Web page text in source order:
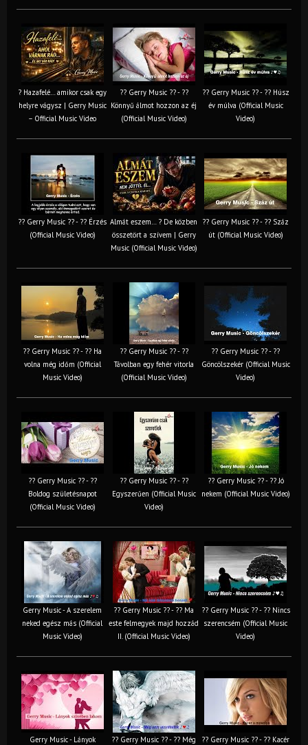
? Hazafelé… amikor csak egy
helyre vágysz | Gerry Music
– Official Music Video
?? Gerry Music ?? - ??
Könnyű álmot hozzon az éj
(Official Music Video)
?? Gerry Music ?? - ?? Húsz
év múlva (Official Music
Video)
?? Gerry Music ?? - ?? Érzés
(Official Music Video)
Almát eszem… ? De közben
összetört a szívem | Gerry
Music (Official Music Video)
?? Gerry Music ?? - ?? Száz
út (Official Music Video)
?? Gerry Music ?? - ?? Ha
volna még időm (Official
Music Video)
?? Gerry Music ?? - ??
Távolban egy fehér vitorla
(Official Music Video)
?? Gerry Music ?? - ??
Göncölszekér (Official Music
Video)
?? Gerry Music ?? - ??
Boldog születésnapot
(Official Music Video)
?? Gerry Music ?? - ??
Egyszerűen (Official Music
Video)
?? Gerry Music ?? - ?? Jó
nekem (Official Music Video)
Gerry Music - A szerelem
neked egész más (Official
Music Video)
?? Gerry Music ?? - ?? Ma
este felmegyek majd hozzád
II. (Official Music Video)
?? Gerry Music ?? - ?? Nincs
szerencsém (Official Music
Video)
Gerry Music - Lányok
?? Gerry Music ?? - ?? Még
?? Gerry Music ?? - ?? Kacér